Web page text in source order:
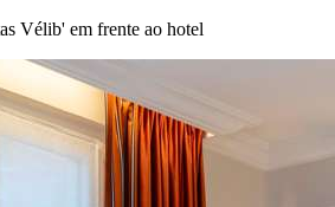
Vélib' em frente ao hotel